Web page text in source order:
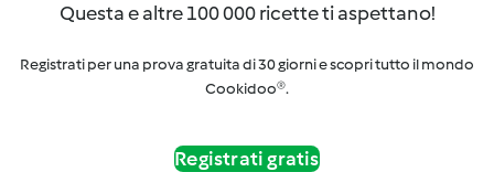
Questa e altre 100 000 ricette ti aspettano!
Registrati per una prova gratuita di 30 giorni e scopri tutto il mondo
Cookidoo®.
Registrati gratis